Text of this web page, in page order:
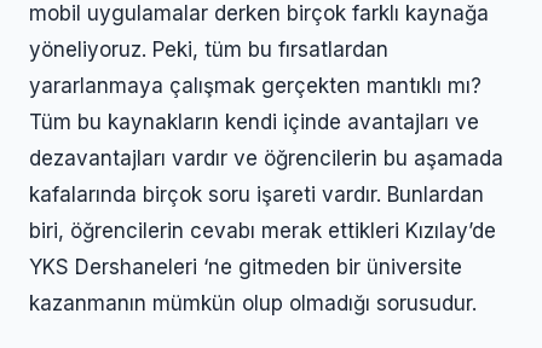
mobil uygulamalar derken birçok farklı kaynağa
yöneliyoruz. Peki, tüm bu fırsatlardan
yararlanmaya çalışmak gerçekten mantıklı mı?
Tüm bu kaynakların kendi içinde avantajları ve
dezavantajları vardır ve öğrencilerin bu aşamada
kafalarında birçok soru işareti vardır. Bunlardan
biri, öğrencilerin cevabı merak ettikleri Kızılay’de
YKS Dershaneleri ‘ne gitmeden bir üniversite
kazanmanın mümkün olup olmadığı sorusudur.